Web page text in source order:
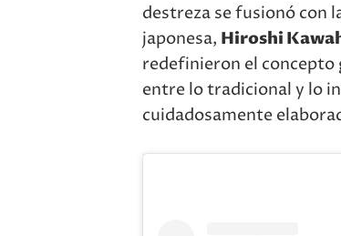
destreza se fusionó con
japonesa, Hiroshi
redefinieron el
entre lo tradicional y lo
cuidadosamente